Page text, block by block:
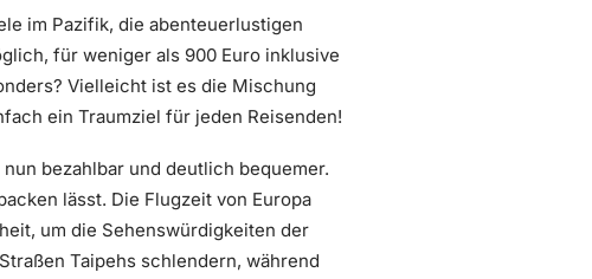
im Pazifik, die abenteuerlustigen
für weniger als 900 Euro inklusive
Vielleicht ist es die Mischung
ein Traumziel für jeden Reisenden!
bezahlbar und deutlich bequemer.
lässt. Die Flugzeit von Europa
um die Sehenswürdigkeiten der
Taipehs schlendern, während